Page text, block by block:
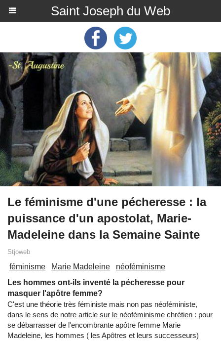
Saint Joseph du Web
Le féminisme d'une pécheresse : la
puissance d'un apostolat, Marie-
Madeleine dans la Semaine Sainte
Stjoweb
féminisme Marie Madeleine
néoféminisme
Les hommes ont-ils inventé la pécheresse pour
masquer l'apôtre femme?
C'est une théorie très féministe mais non pas néoféministe,
dans le sens de notre article sur le néoféminisme chrétien : pour
se débarrasser de l'encombrante apôtre femme Marie
Madeleine, les hommes ( les Apôtres et leurs successeurs)